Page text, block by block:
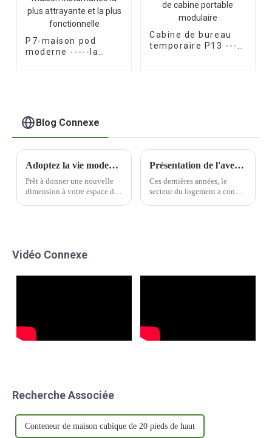
P7-maison pod
moderne -----la
Cabine de bureau
temporaire P13 -----
Blog Connexe
Adoptez la vie moderne avec une capsule spatiale
Prêt à donner une nouvelle
dimension à votre espace de
qui…
Présentation de l'avenir du logement : les maisons préfabriquées
Ces dernières années, le
secteur du logement a connu
Vidéo Connexe
Recherche Associée
Conteneur de maison cubique de 20 pieds de haut